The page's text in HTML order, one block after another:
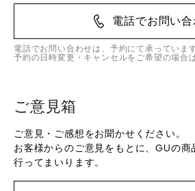
電話でお問い
電話でお問い合わせは、予約にて承っています
予約の日時変更・キャンセルをご希望の場合
ご意見箱
ご意見・ご感想をお聞かせください。
お客様からのご意見をもとに、GUの商
行ってまいります。